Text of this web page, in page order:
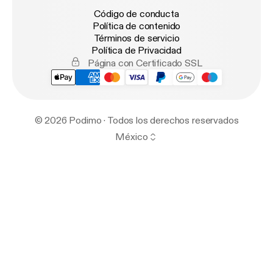
Código de conducta
Política de contenido
Términos de servicio
Política de Privacidad
Página con Certificado SSL
© 2026 Podimo · Todos los derechos reservados
México